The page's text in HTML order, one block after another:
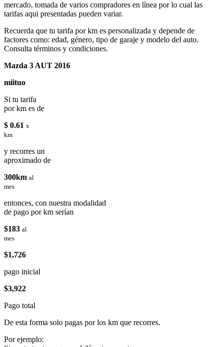
mercado, tomada de varios compradores en línea por lo cual las
tarifas aqui presentadas pueden variar.
Recuerda que tu tarifa por km es personalizada y depende de
factores como: edad, género, tipo de garaje y modelo del auto.
Consulta términos y condiciones.
Mazda 3 AUT 2016
miituo
Si tu tarifa
por km es de
$ 0.61 x
km
y recorres un
aproximado de
300km al
mes
entonces, con nuestra modalidad
de pago por km serían
$183 al
mes
$1,726
pago inicial
$3,922
Pago total
De esta forma solo pagas por los km que recorres.
Por ejemplo: